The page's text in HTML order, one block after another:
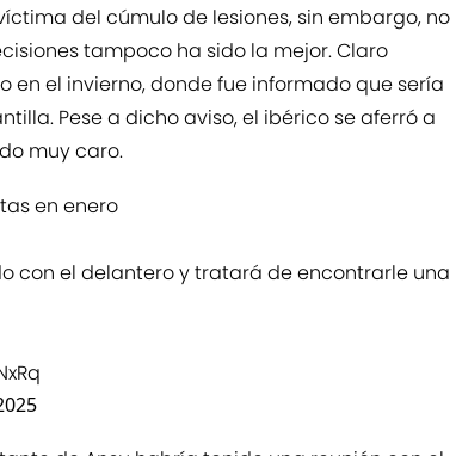
del cúmulo de lesiones, sin embargo, no
tampoco ha sido la mejor. Claro
en el invierno, donde fue informado que sería
Pese a dicho aviso, el ibérico se aferró a
muy caro.
en enero
con el delantero y tratará de encontrarle una